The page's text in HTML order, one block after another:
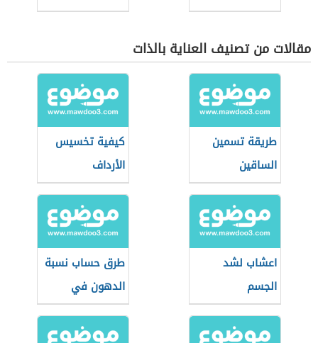
مقالات من تصنيف العناية بالذات
طريقة تسمين
الساقين
كيفية تخسيس
الأرداف
اعشاب لشد
الجسم
طرق حساب نسبة
الدهون في
الجسم